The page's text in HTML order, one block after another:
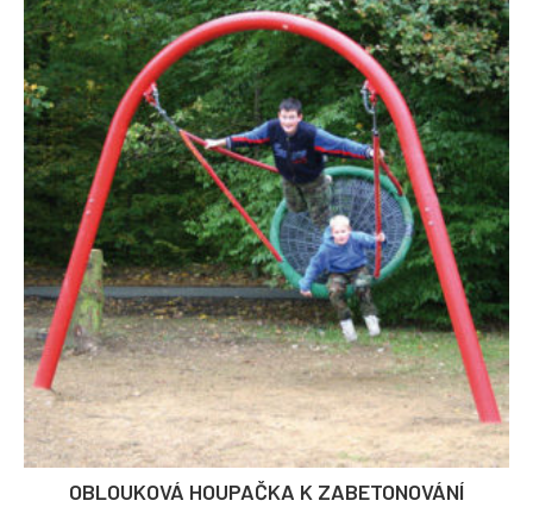
OBLOUKOVÁ HOUPAČKA K ZABETONOVÁNÍ